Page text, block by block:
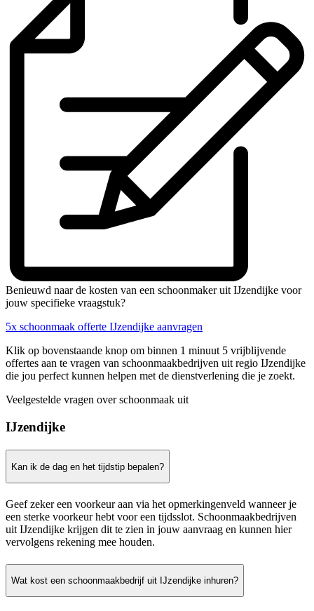
Benieuwd naar de kosten van een schoonmaker uit IJzendijke voor
jouw specifieke vraagstuk?
5x schoonmaak offerte IJzendijke aanvragen
Klik op bovenstaande knop om binnen 1 minuut 5 vrijblijvende
offertes aan te vragen van schoonmaakbedrijven uit regio IJzendijke
die jou perfect kunnen helpen met de dienstverlening die je zoekt.
Veelgestelde vragen over schoonmaak uit
IJzendijke
Kan ik de dag en het tijdstip bepalen?
Geef zeker een voorkeur aan via het opmerkingenveld wanneer je
een sterke voorkeur hebt voor een tijdsslot. Schoonmaakbedrijven
uit IJzendijke krijgen dit te zien in jouw aanvraag en kunnen hier
vervolgens rekening mee houden.
Wat kost een schoonmaakbedrijf uit IJzendijke inhuren?